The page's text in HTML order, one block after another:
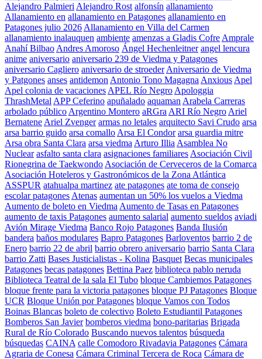
Alejandro Palmieri Alejandro Rost alfonsín allanamiento
Allanamiento en allanamiento en Patagones allanamiento en
Patagones julio 2026 Allanamiento en Villa del Carmen
allanamiento inalauquen ambiente amenzas a Gladis Cofre Amprale
Anahí Bilbao Andres Amoroso Ángel Hechenleitner angel lencura
anime aniversario aniversario 239 de Viedma y Patagones
aniversario Cagliero aniversario de stroeder Aniversario de Viedma
y Patgones anses antidemon Antonio Tono Magagna Anxious Apel
Apel colonia de vacaciones APEL Río Negro Apologgia
ThrashMetal APP Ceferino apuñalado aquaman Arabela Carreras
arbolado público Argentino Montero aRGra ARI Río Negro Ariel
Bernatene Ariel Zvenger armas no letales arquitecto Savi Crudo arsa
arsa barrio guido arsa comallo Arsa El Condor arsa guardia mitre
Arsa obra Santa Clara arsa viedma Arturo Illia Asamblea No
Nuclear asfalto santa clara asignaciones familiares Asociación Civil
Rionegrina de Taekwondo Asociación de Cerveceros de la Comarca
Asociación Hoteleros y Gastronómicos de la Zona Atlántica
ASSPUR atahualpa martinez ate patagones ate toma de consejo
escolar patagones Atenas aumentan un 50% los vuelos a Viedma
Aumento de boleto en Viedma Aumento de Tasas en Patagones
aumento de taxis Patagones aumento salarial aumento sueldos aviadi
Avión Mirage Viedma Banco Rojo Patagones Banda Ilusión
bandera baños modulares Bapro Patagones Barloventos barrio 2 de
Enero barrio 22 de abril barrio obrero aniversario barrio Santa Clara
barrio Zatti Bases Justicialistas - Kolina Basquet Becas municipales
Patagones becas patagones Bettina Paez biblioteca pablo neruda
Biblioteca Teatral de la sala El Tubo bloque Cambiemos Patagones
bloque frente para la victoria patagones bloque PJ Patagones Bloque
UCR Bloque Unión por Patagones bloque Vamos con Todos
Boinas Blancas boleto de colectivo Boleto Estudiantil Patagones
Bomberos San Javier bomberos viedma bono-paritarias Brigada
Rural de Río Colorado Buscando nuevos talentos búsqueda
búsquedas CAINA calle Comodoro Rivadavia Patagones Cámara
Agraria de Conesa Cámara Criminal Tercera de Roca Cámara de